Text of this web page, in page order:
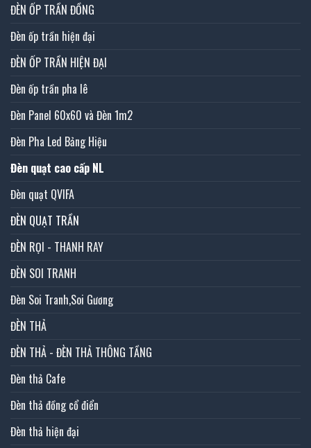
ĐÈN ỐP TRẦN ĐỒNG
Đèn ốp trần hiện đại
ĐÈN ỐP TRẦN HIỆN ĐẠI
Đèn ốp trần pha lê
Đèn Panel 60x60 và Đèn 1m2
Đèn Pha Led Bảng Hiệu
Đèn quạt cao cấp NL
Đèn quạt QVIFA
ĐÈN QUẠT TRẦN
ĐÈN RỌI - THANH RAY
ĐÈN SOI TRANH
Đèn Soi Tranh,Soi Gương
ĐÈN THẢ
ĐÈN THẢ - ĐÈN THẢ THÔNG TẦNG
Đèn thả Cafe
Đèn thả đồng cổ điển
Đèn thả hiện đại